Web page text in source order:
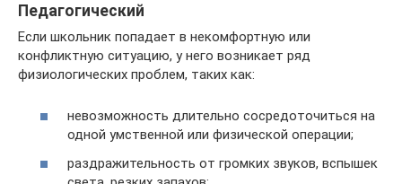
Педагогический
Если школьник попадает в некомфортную или
конфликтную ситуацию, у него возникает ряд
физиологических проблем, таких как:
невозможность длительно сосредоточиться на
одной умственной или физической операции;
раздражительность от громких звуков, вспышек